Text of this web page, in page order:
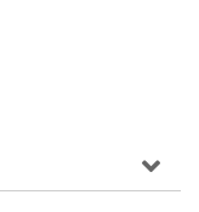
Kipling